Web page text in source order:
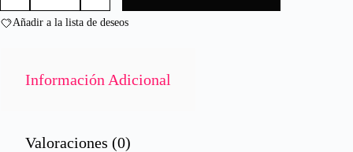
n
0
3.3
SLICED
3.3KG
Añadir a la lista de deseos
Información Adicional
Valoraciones (0)